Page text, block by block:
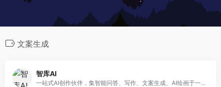
文案生成
智库AI
一站式AI创作伙伴，集智能问答、写作、文案生成、AI绘画于一体，提供无缝体验。